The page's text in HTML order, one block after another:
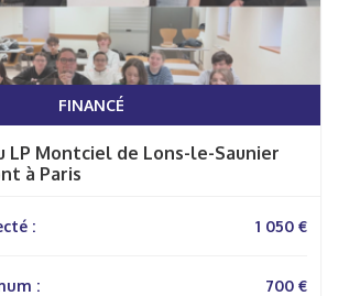
FINANCÉ
LP Montciel de Lons-le-Saunier
à Paris
: 1 050 €
:
700 €